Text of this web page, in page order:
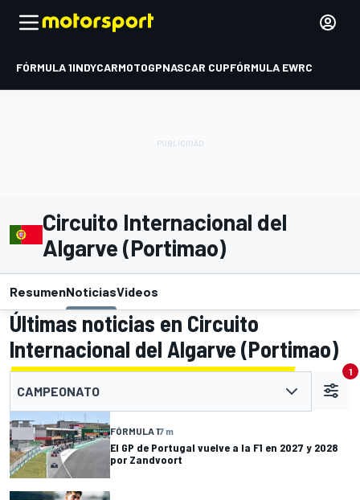
FÓRMULA 1INDYCARMOTOGPNASCAR CUPFÓRMULA EWRC
Circuito Internacional del
Algarve (Portimao)
ResumenNoticiasVideos
Últimas noticias en Circuito
Internacional del Algarve (Portimao)
CAMPEONATO
1
FÓRMULA 17 m
El GP de Portugal vuelve a la F1 en 2027 y 2028
por Zandvoort